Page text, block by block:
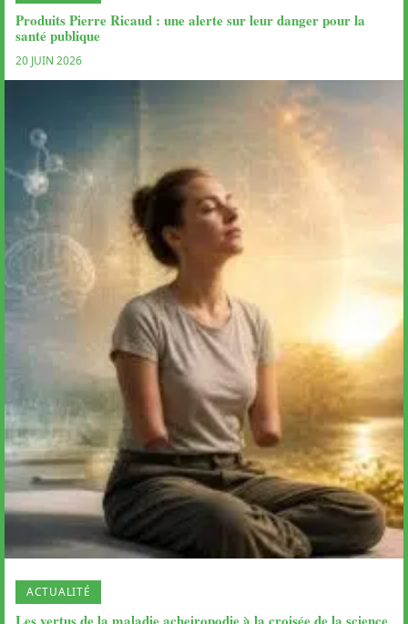
Produits Pierre Ricaud : une alerte sur leur danger pour la
santé publique
20 JUIN 2026
ACTUALITÉ
Les vertus de la maladie acheiropodie à la croisée de la science